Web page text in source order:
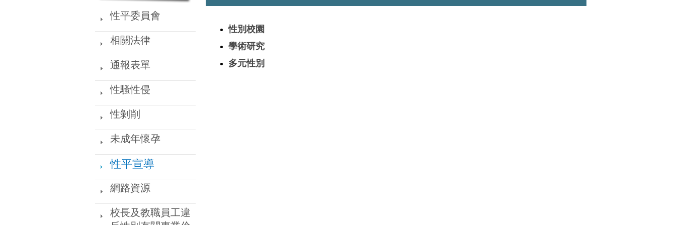
性平委員會
相關法律
通報表單
性騷性侵
性剝削
未成年懷孕
性平宣導
網路資源
校長及教職員工違
性別校園
學術研究
多元性別